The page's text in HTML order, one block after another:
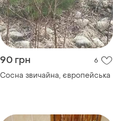
90 грн 6
Сосна звичайна, європейська